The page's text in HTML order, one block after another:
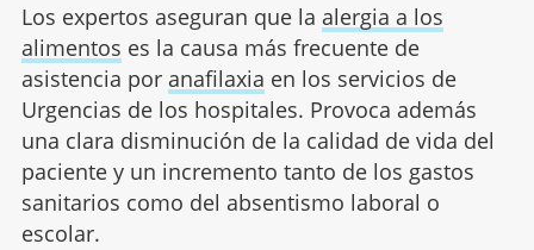
Los expertos aseguran que la alergia a los
alimentos es la causa más frecuente de
asistencia por anafilaxia en los servicios de
Urgencias de los hospitales. Provoca además
una clara disminución de la calidad de vida del
paciente y un incremento tanto de los gastos
sanitarios como del absentismo laboral o
escolar.